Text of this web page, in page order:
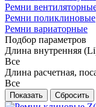
Ремни
Ремни поликлиновые
Ремни вариаторные
Подбор параметров
Длина внутренняя
Все
Длина расчетная,
Все